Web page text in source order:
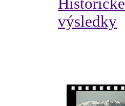
Historické
výsledky